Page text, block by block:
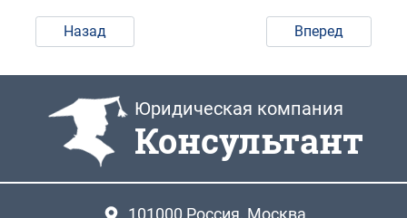
Назад Вперед
Юридическая компания
Консультант
101000 Россия, Москва